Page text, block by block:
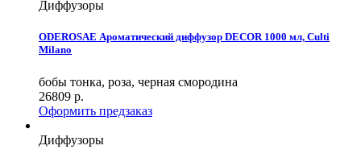
Диффузоры
ODEROSAE Ароматический диффузор DECOR 1000 мл, Culti
Milano
бобы тонка, роза, черная смородина
26809 р.
Оформить предзаказ
Диффузоры